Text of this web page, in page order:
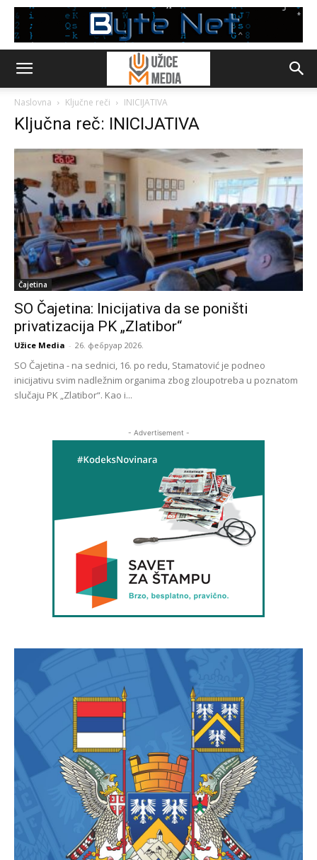
Naslovna Ključne reči INICIJATIVA
Ključna reč: INICIJATIVA
Čajetina
SO Čajetina: Inicijativa da se poništi
privatizacija PK „Zlatibor“
Užice Media - 26. фебруар 2026.
SO Čajetina - na sednici, 16. po redu, Stamatović je podneo
inicijativu svim nadležnim organima zbog zloupotreba u poznatom
slučaju PK „Zlatibor“. Kao i...
- Advertisement -